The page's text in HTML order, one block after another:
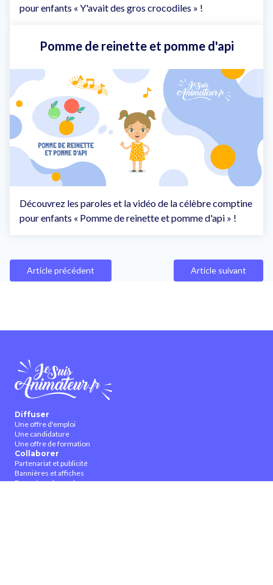
pour enfants « Y'avait des gros crocodiles » !
Pomme de reinette et pomme d'api
Découvrez les paroles et la vidéo de la célèbre comptine
pour enfants « Pomme de reinette et pomme d'api » !
Article précédent Article suivant
Diffuser
Une offre d'emploi
Une candidature
Une offre de formation
Collaborer
Partenariat et publicité
Bannières et affiches
Devenir ambassadeur